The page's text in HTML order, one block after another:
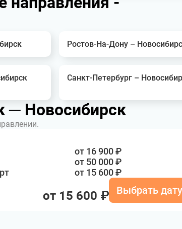
Ростов-На-Дону –
Санкт-Петербург –
─ Новосибирск
от 16 900 ₽
от 50 000 ₽
от 15 600 ₽
от 15 600 ₽ Выбрать дату